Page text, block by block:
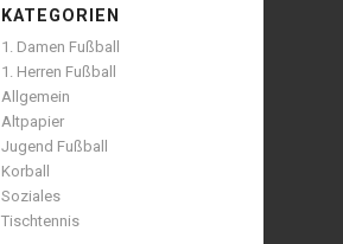
KATEGORIEN
1. Damen Fußball
1. Herren Fußball
Allgemein
Altpapier
Jugend Fußball
Korball
Soziales
Tischtennis